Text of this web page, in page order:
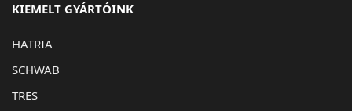
KIEMELT GYÁRTÓINK
HATRIA
SCHWAB
TRES